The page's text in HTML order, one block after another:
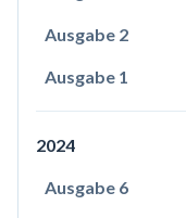
Ausgabe 2
Ausgabe 1
2024
Ausgabe 6